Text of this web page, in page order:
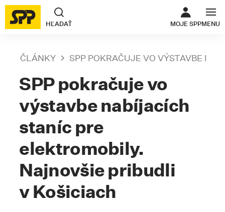
HĽADAŤ MOJE SPP
ODKAZ SA
MENU
ČLÁNKY SPP POKRAČUJE VO VÝSTAVBE
SPP pokračuje vo
výstavbe nabíjacích
staníc pre
elektromobily.
Najnovšie pribudli
v Košiciach